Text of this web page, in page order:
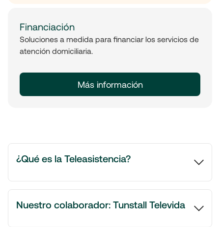
Financiación
Soluciones a medida para financiar los servicios de
atención domiciliaria.
Más información
¿Qué es la Teleasistencia?
Nuestro colaborador: Tunstall Televida